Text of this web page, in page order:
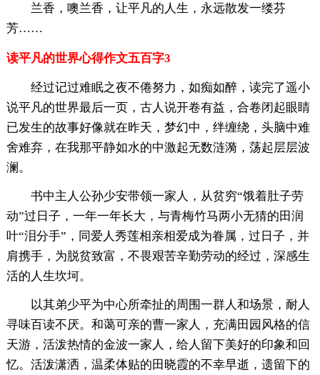
兰香，噢兰香，让平凡的人生，永远散发一缕芬
芳……
读平凡的世界心得作文五百字3
经过记过难眠之夜不倦努力，如痴如醉，读完了遥小
说平凡的世界最后一页，古人说开卷有益，合卷闭起眼睛
已发生的故事好像就在昨天，梦幻中，绊缠绕，头脑中难
舍难弃，在我那平静如水的中激起无数涟漪，荡起层层波
澜。
书中主人公孙少安带领一家人，从贫穷“饿着肚子劳
动”过日子，一年一年长大，与青梅竹马两小无猜的田润
叶“泪分手”，同爱人秀莲相亲相爱成为眷属，过日子，并
肩携手，为脱贫致富，不畏艰苦辛勤劳动的经过，深感生
活的人生坎坷。
以其弟少平为中心所牵扯的周围一群人和场景，耐人
寻味百读不厌。和蔼可亲的曹一家人，充满田园风格的信
天游，活泼热情的金波一家人，给人留下美好的印象和回
忆。活泼潇洒，温柔体贴的田晓霞的不幸早逝，遗留下的